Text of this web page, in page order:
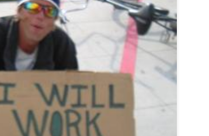
rekreacyjni palacze marihuany nie lubią pracować,
rachunki, prawda? Istnieją bardzo oczywiste i
pracy, które z chęcią byśmy zajęli. Zadania te są
i obejmują między innymi takie zawody jak:
sklepu, właściciel […]